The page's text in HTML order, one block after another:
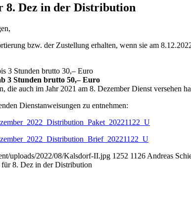
8. Dez in der Distribution
bzw. der Zustellung erhalten, wenn sie am
3 Stunden brutto 30,– Euro
3 Stunden brutto 50,– Euro
die auch im Jahr 2021 am 8. Dezember Dienst versehen
Dienstanweisungen zu entnehmen:
uploads/2022/08/Kalsdorf-II.jpg 1252 1126 Andreas
für 8. Dez in der Distribution